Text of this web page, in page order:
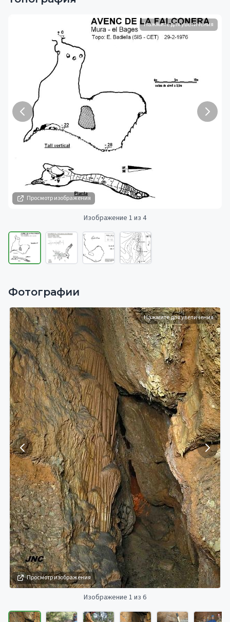
Просмотр изображения
Нажмите для увеличения
Изображение 1 из 4
Фотографии
Просмотр изображения
Нажмите для увеличения
Изображение 1 из 6